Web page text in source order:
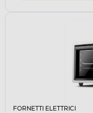
FORNETTI ELETTRICI